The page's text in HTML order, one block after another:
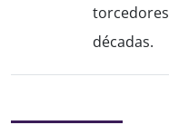
décadas.